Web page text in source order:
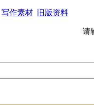
写作素材 旧版资料
请